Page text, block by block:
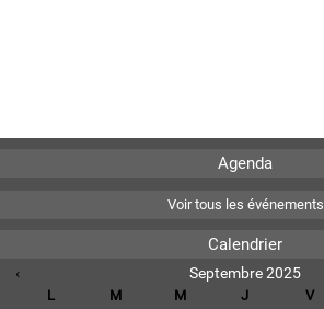
Agenda
Voir tous les événements
Calendrier
‹ Septembre 2025
L M M J V